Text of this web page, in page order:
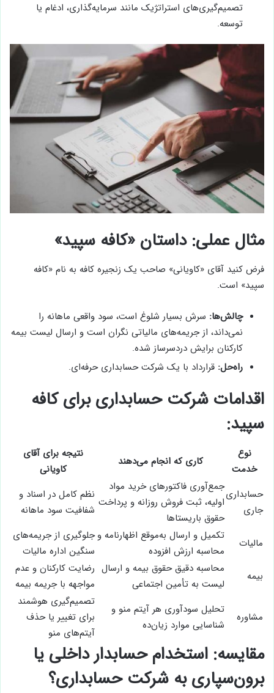
تصمیم‌گیری‌های استراتژیک مانند سرمایه‌گذاری، ادغام یا
توسعه.
مثال عملی: داستان «کافه سپید»
فرض کنید آقای «کاویانی» صاحب یک زنجیره کافه به نام «کافه
سپید» است.
چالش‌ها: سرش بسیار شلوغ است، سود واقعی ماهانه را
نمی‌داند، از جریمه‌های مالیاتی نگران است و ارسال لیست بیمه
کارکنان برایش دردسرساز شده.
راه‌حل: قرارداد با یک شرکت حسابداری حرفه‌ای.
اقدامات شرکت حسابداری برای کافه
سپید:
نوع
خدمت
کاری که انجام می‌دهند
نتیجه برای آقای
کاویانی
حسابداری
جاری
جمع‌آوری فاکتورهای خرید مواد
اولیه، ثبت فروش روزانه و پرداخت
حقوق باریستاها
نظم کامل در اسناد و
شفافیت سود ماهانه
مالیات
تکمیل و ارسال به‌موقع اظهارنامه و
محاسبه ارزش افزوده
جلوگیری از جریمه‌های
سنگین اداره مالیات
بیمه
محاسبه دقیق حقوق بیمه و ارسال
لیست به تأمین اجتماعی
رضایت کارکنان و عدم
مواجهه با جریمه بیمه
مشاوره
تحلیل سودآوری هر آیتم منو و
شناسایی موارد زیان‌ده
تصمیم‌گیری هوشمند
برای تغییر یا حذف
آیتم‌های منو
مقایسه: استخدام حسابدار داخلی یا
برون‌سپاری به شرکت حسابداری؟